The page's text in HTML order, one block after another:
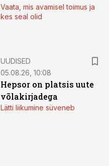
Vaata, mis avamisel toimus ja
kes seal olid
UUDISED
05.08.26, 10:08
Hepsor on platsis uute
võlakirjadega
Lätti liikumine süveneb